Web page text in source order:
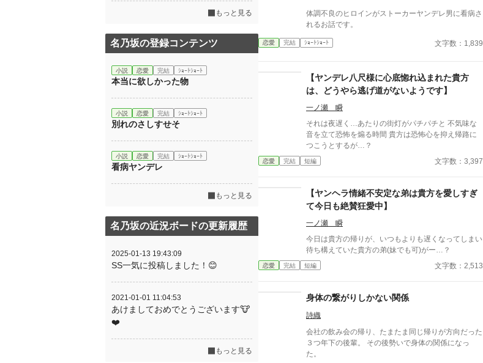
体調不良のヒロインがストーカーヤンデレ男に看病さ
れるお話です。
恋愛 完結 ｼｮｰﾄｼｮｰﾄ 文字数：1,839
【ヤンデレ八尺様に心底惚れ込まれた貴方
は、どうやら逃げ道がないようです】
一ノ瀬 瞬
それは夜遅く…あたりの街灯がパチパチと 不気味な
音を立て恐怖を煽る時間 貴方は恐怖心を抑え帰路に
つこうとするが…？
恋愛 完結 短編 文字数：3,397
【ヤンヘラ情緒不安定な弟は貴方を愛しすぎ
て今日も絶賛狂愛中】
一ノ瀬 瞬
今日は貴方の帰りが、いつもよりも遅くなってしまい
待ち構えていた貴方の弟(妹でも可)がー…？
恋愛 完結 短編 文字数：2,513
身体の繋がりしかない関係
詩織
会社の飲み会の帰り、たまたま同じ帰りが方向だった
３つ年下の後輩。 その後勢いで身体の関係になっ
た。
もっと見る
名乃坂の登録コンテンツ
小説 恋愛 完結 ｼｮｰﾄｼｮｰﾄ
本当に欲しかった物
小説 恋愛 完結 ｼｮｰﾄｼｮｰﾄ
別れのさしすせそ
小説 恋愛 完結 ｼｮｰﾄｼｮｰﾄ
看病ヤンデレ
もっと見る
名乃坂の近況ボードの更新履歴
2025-01-13 19:43:09
SS一気に投稿しました！😊
2021-01-01 11:04:53
あけましておめでとうございます🐮
❤️
もっと見る